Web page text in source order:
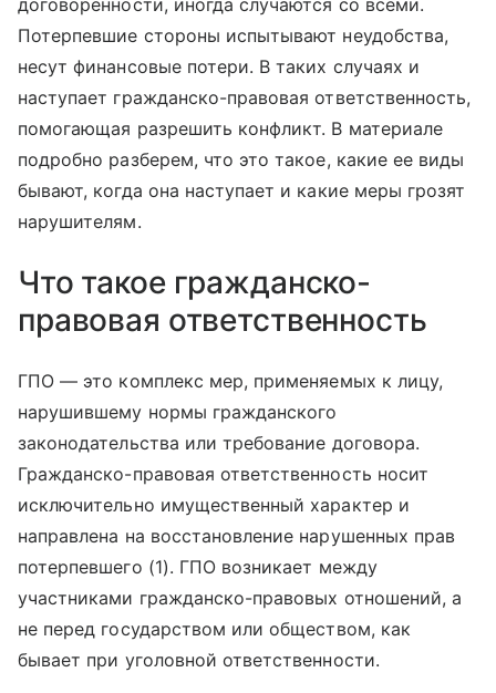
Потерпевшие стороны испытывают неудобства,
несут финансовые потери. В таких случаях и
наступает гражданско-правовая ответственность,
помогающая разрешить конфликт. В материале
подробно разберем, что это такое, какие ее виды
бывают, когда она наступает и какие меры грозят
нарушителям.
Что такое гражданско-
правовая ответственность
ГПО — это комплекс мер, применяемых к лицу,
нарушившему нормы гражданского
законодательства или требование договора.
Гражданско-правовая ответственность носит
исключительно имущественный характер и
направлена на восстановление нарушенных прав
потерпевшего (1). ГПО возникает между
участниками гражданско-правовых отношений, а
не перед государством или обществом, как
бывает при уголовной ответственности.